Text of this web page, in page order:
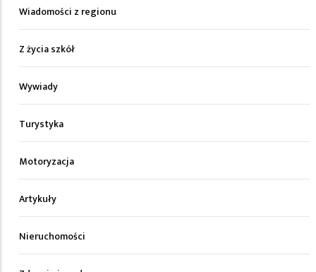
Wiadomości z regionu
Z życia szkół
Wywiady
Turystyka
Motoryzacja
Artykuły
Nieruchomości